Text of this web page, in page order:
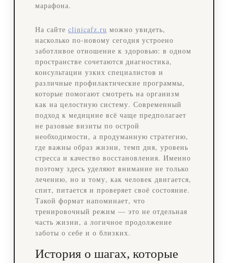
марафона.
На сайте clinicafz.ru можно увидеть,
насколько по‑новому сегодня устроено
заботливое отношение к здоровью: в одном
пространстве сочетаются диагностика,
консультации узких специалистов и
различные профилактические программы,
которые помогают смотреть на организм
как на целостную систему. Современный
подход к медицине всё чаще предполагает
не разовые визиты по острой
необходимости, а продуманную стратегию,
где важны образ жизни, темп дня, уровень
стресса и качество восстановления. Именно
поэтому здесь уделяют внимание не только
лечению, но и тому, как человек двигается,
спит, питается и проверяет своё состояние.
Такой формат напоминает, что
тренировочный режим — это не отдельная
часть жизни, а логичное продолжение
заботы о себе и о близких.
История о шагах, которые